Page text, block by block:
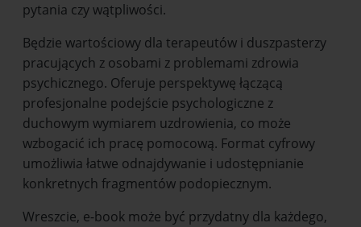
pytania czy wątpliwości.
Będzie wartościowy dla terapeutów i duszpasterzy
pracujących z osobami z problemami zdrowia
psychicznego. Oferuje perspektywę łączącą
profesjonalne podejście psychologiczne z
duchowym wymiarem uzdrowienia, co może
wzbogacić ich pracę pomocową. Format cyfrowy
umożliwia łatwe odnajdywanie i udostępnianie
konkretnych fragmentów podopiecznym.
Wreszcie, e-book może być przydatny dla każdego,